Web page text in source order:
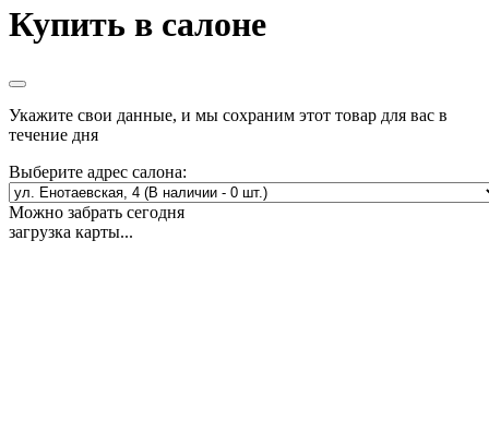
Купить в салоне
Укажите свои данные, и мы сохраним этот товар для вас в
течение дня
Выберите адрес салона:
Можно забрать сегодня
загрузка карты...